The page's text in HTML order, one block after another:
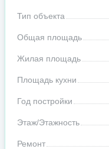
Тип объекта
Общая площадь
Жилая площадь
Площадь кухни
Год постройки
Этаж/Этажность
Ремонт